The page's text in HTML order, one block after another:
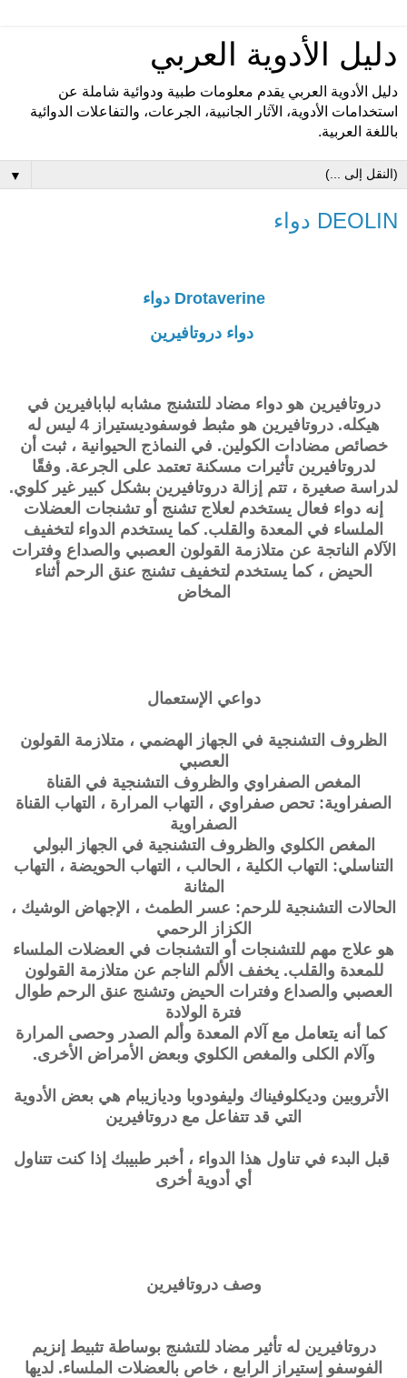
دليل الأدوية العربي
دليل الأدوية العربي يقدم معلومات طبية ودوائية شاملة عن
استخدامات الأدوية، الآثار الجانبية، الجرعات، والتفاعلات الدوائية
باللغة العربية.
▼
DEOLIN دواء
Drotaverine دواء
دواء دروتافيرين
دروتافيرين هو دواء مضاد للتشنج مشابه لبابافيرين في
هيكله. دروتافيرين هو مثبط فوسفوديستيراز 4 ليس له
خصائص مضادات الكولين. في النماذج الحيوانية ، ثبت أن
لدروتافيرين تأثيرات مسكنة تعتمد على الجرعة. وفقًا
لدراسة صغيرة ، تتم إزالة دروتافيرين بشكل كبير غير كلوي.
إنه دواء فعال يستخدم لعلاج تشنج أو تشنجات العضلات
الملساء في المعدة والقلب. كما يستخدم الدواء لتخفيف
الآلام الناتجة عن متلازمة القولون العصبي والصداع وفترات
الحيض ، كما يستخدم لتخفيف تشنج عنق الرحم أثناء
المخاض
دواعي الإستعمال
الظروف التشنجية في الجهاز الهضمي ، متلازمة القولون
العصبي
المغص الصفراوي والظروف التشنجية في القناة
الصفراوية: تحص صفراوي ، التهاب المرارة ، التهاب القناة
الصفراوية
المغص الكلوي والظروف التشنجية في الجهاز البولي
التناسلي: التهاب الكلية ، الحالب ، التهاب الحويضة ، التهاب
المثانة
الحالات التشنجية للرحم: عسر الطمث ، الإجهاض الوشيك ،
الكزاز الرحمي
هو علاج مهم للتشنجات أو التشنجات في العضلات الملساء
للمعدة والقلب. يخفف الألم الناجم عن متلازمة القولون
العصبي والصداع وفترات الحيض وتشنج عنق الرحم طوال
فترة الولادة
كما أنه يتعامل مع آلام المعدة وألم الصدر وحصى المرارة
وآلام الكلى والمغص الكلوي وبعض الأمراض الأخرى.
الأتروبين وديكلوفيناك وليفودوبا وديازيبام هي بعض الأدوية
التي قد تتفاعل مع دروتافيرين
قبل البدء في تناول هذا الدواء ، أخبر طبيبك إذا كنت تتناول
أي أدوية أخرى
وصفدروتافيرين
دروتافيرين له تأثير مضاد للتشنج بوساطة تثبيط إنزيم
الفوسفو إستيراز الرابع ، خاص بالعضلات الملساء. لديها